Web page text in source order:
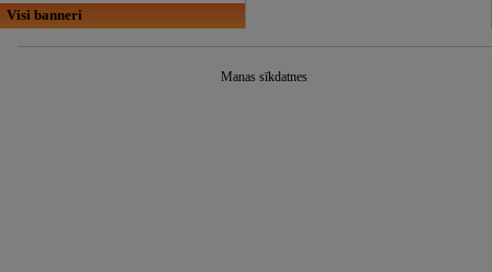
Visi banneri
Manas sīkdatnes